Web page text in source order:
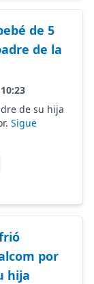
de 5
de la
de su hija
Sigue
por
hija